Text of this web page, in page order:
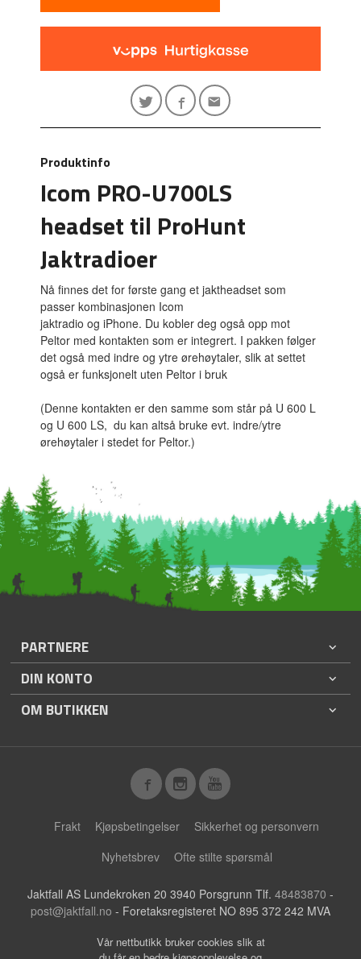
Produktinfo
Icom PRO-U700LS
headset til ProHunt
Jaktradioer
Nå finnes det for første gang et jaktheadset som
passer kombinasjonen Icom
jaktradio og iPhone. Du kobler deg også opp mot
Peltor med kontakten som er integrert. I pakken følger
det også med indre og ytre ørehøytaler, slik at settet
også er funksjonelt uten Peltor i bruk
(Denne kontakten er den samme som står på U 600 L
og U 600 LS, du kan altså bruke evt. indre/ytre
ørehøytaler i stedet for Peltor.)
PARTNERE
DIN KONTO
OM BUTIKKEN
Frakt Kjøpsbetingelser
Sikkerhet og personvern
Nyhetsbrev
Ofte stilte spørsmål
Jaktfall AS Lundekroken 20 3940 Porsgrunn Tlf. 48483870 -
post@jaktfall.no - Foretaksregisteret NO 895 372 242 MVA
Vår nettbutikk bruker cookies slik at